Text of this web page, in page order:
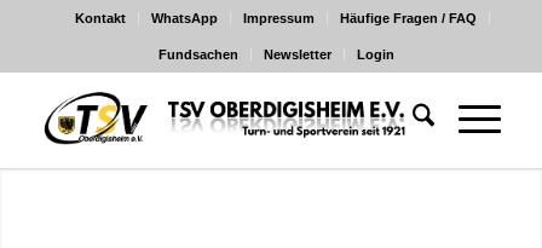
Kontakt WhatsApp Impressum Häufige Fragen / FAQ
Fundsachen Newsletter Login